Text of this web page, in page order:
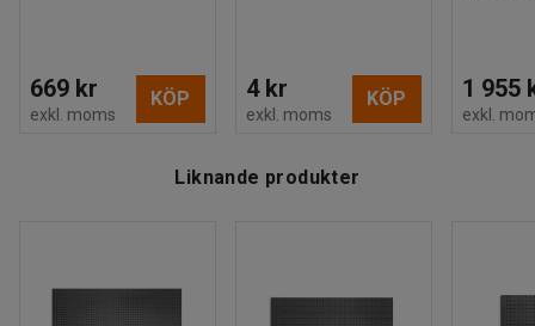
669 kr
exkl. moms
KÖP 4 kr
exkl. moms
KÖP 1 955
exkl.
Liknande produkter